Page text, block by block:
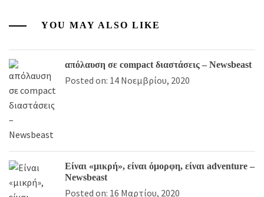
YOU MAY ALSO LIKE
απόλαυση σε compact διαστάσεις – Newsbeast
Posted on: 14 Νοεμβρίου, 2020
Είναι «μικρή», είναι όμορφη, είναι adventure –
Newsbeast
Posted on: 16 Μαρτίου, 2020